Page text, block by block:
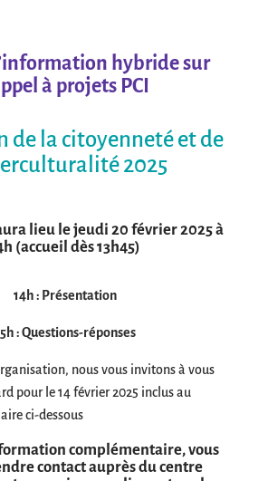
hybride sur
à projets PCI
de la citoyenneté et de
2025
lieu le jeudi 20 février 2025 à
(accueil dès 13h45)
14h : Présentation
: Questions-réponses
nous vous invitons à vous
pour le 14 février 2025 inclus au
ci-dessous
complémentaire, vous
contact auprès du centre